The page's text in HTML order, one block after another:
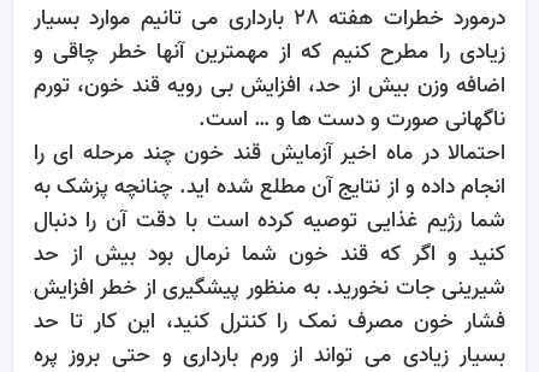
درمورد خطرات هفته 28 بارداری می تانیم موارد بسیار
زیادی را مطرح کنیم که از مهمترین آنها خطر چاقی و
اضافه وزن بیش از حد، افزایش بی رویه قند خون، تورم
ناگهانی صورت و دست ها و … است.
احتمالا در ماه اخیر آزمایش قند خون چند مرحله ای را
انجام داده و از نتایج آن مطلع شده اید. چنانچه پزشک به
شما رژیم غذایی توصیه کرده است با دقت آن را دنبال
کنید و اگر که قند خون شما نرمال بود بیش از حد
شیرینی جات نخورید. به منظور پیشگیری از خطر افزایش
فشار خون مصرف نمک را کنترل کنید، این کار تا حد
بسیار زیادی می تواند از ورم بارداری و حتی بروز پره